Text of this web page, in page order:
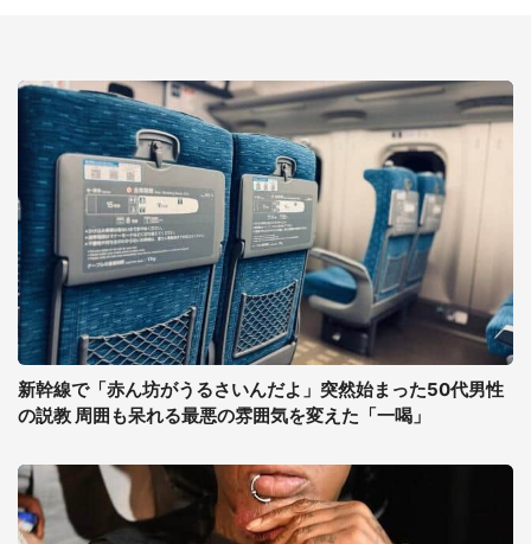
新幹線で「赤ん坊がうるさいんだよ」突然始まった50代男性
の説教 周囲も呆れる最悪の雰囲気を変えた「一喝」